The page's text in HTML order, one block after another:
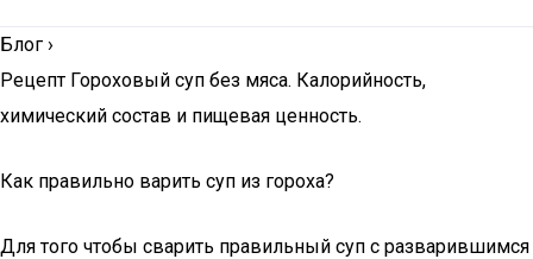
Блог ›
Рецепт Гороховый суп без мяса. Калорийность,
химический состав и пищевая ценность.
Как правильно варить суп из гороха?
Для того чтобы сварить правильный суп с разварившимся